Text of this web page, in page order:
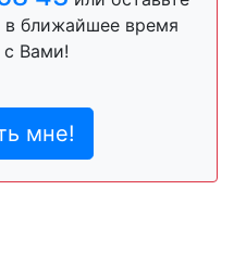
в ближайшее время
Вами!
мне!